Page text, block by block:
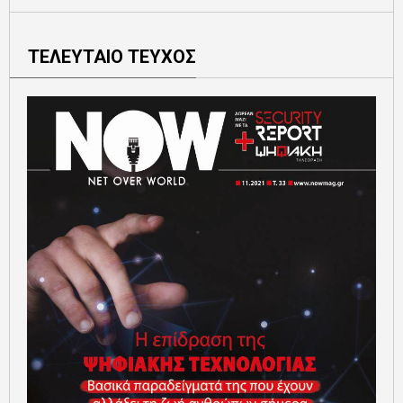
ΤΕΛΕΥΤΑΙΟ ΤΕΥΧΟΣ